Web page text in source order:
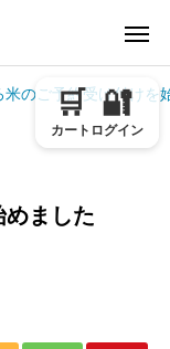
🛒
カート
🔐
ログイン
米のご予約受け付けを
めました